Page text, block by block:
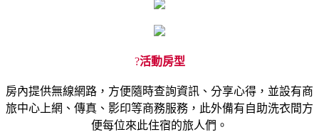
?活動房型
房內提供無線網路，方便隨時查詢資訊、分享心得，並設有商
旅中心上網、傳真、影印等商務服務，此外備有自助洗衣間方
便每位來此住宿的旅人們。